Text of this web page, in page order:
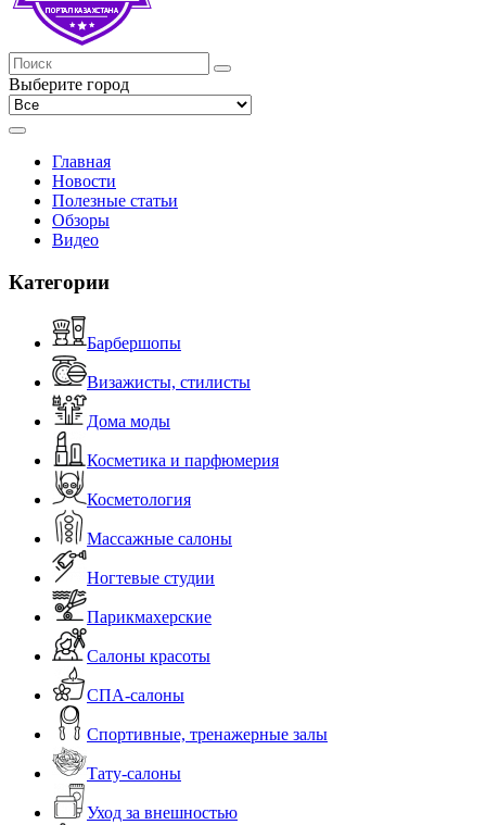
Выберите город
Главная
Новости
Полезные статьи
Обзоры
Видео
Категории
Барбершопы
Визажисты, стилисты
Дома моды
Косметика и парфюмерия
Косметология
Массажные салоны
Ногтевые студии
Парикмахерские
Салоны красоты
СПА-салоны
Спортивные, тренажерные залы
Тату-салоны
Уход за внешностью